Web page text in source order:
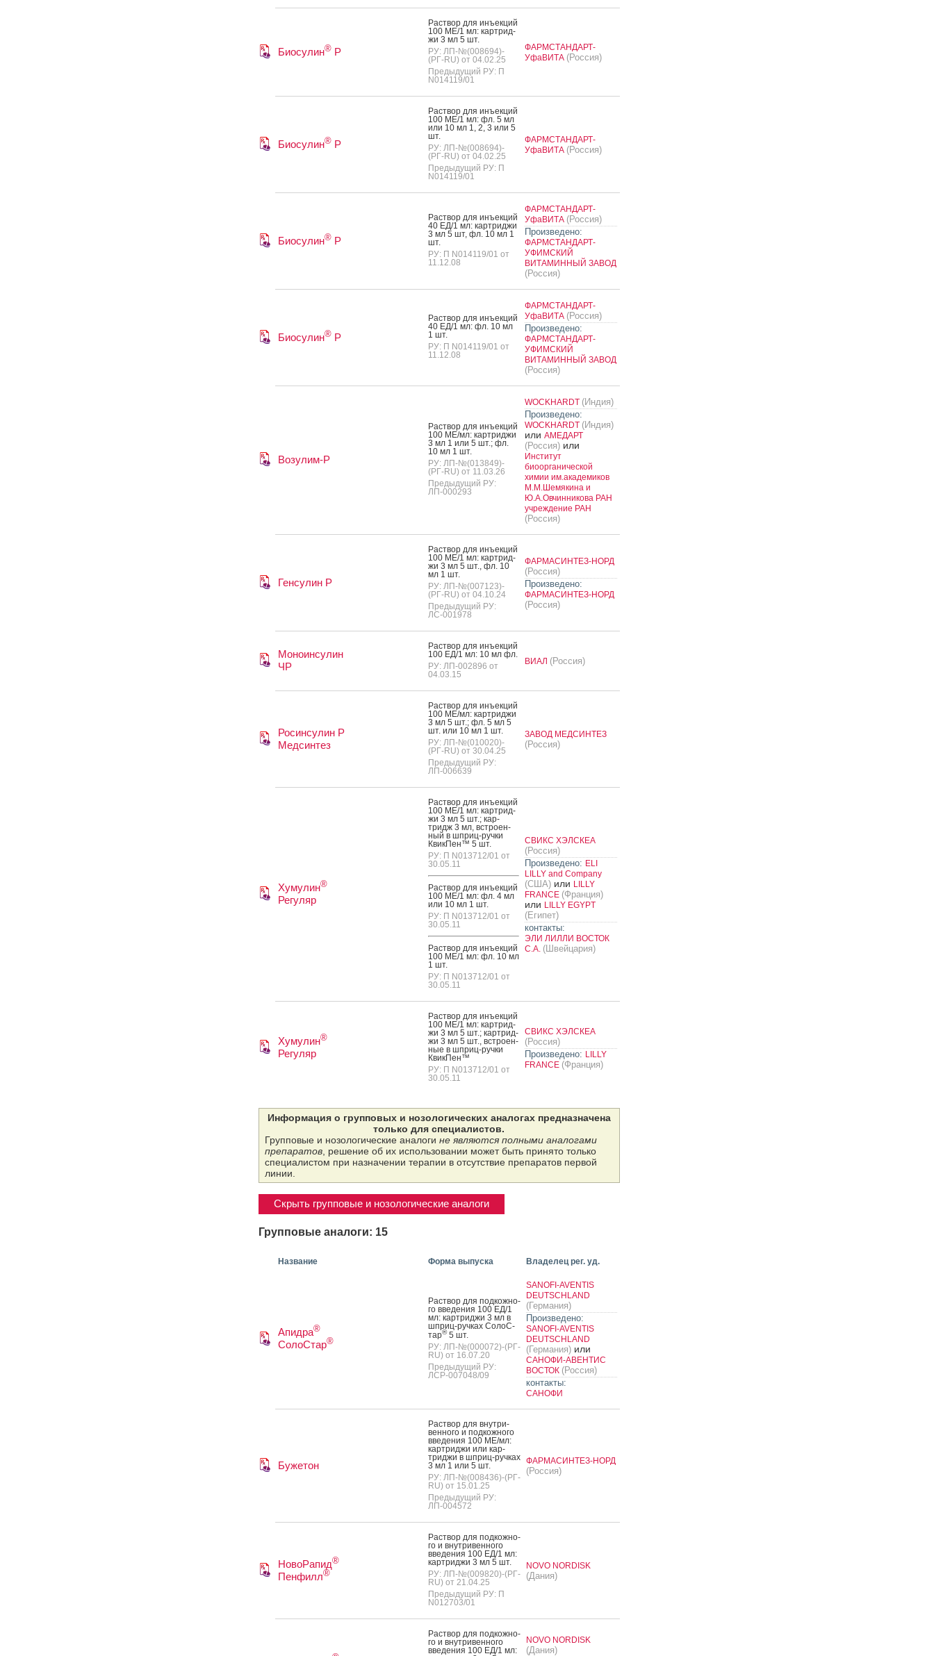
Биосулин®Р
Рас­твор для инъ­ек­ций
100 МЕ/1 мл: кар­трид­
жи 3 мл 5 шт.
РУ: ЛП-№(008694)-
(РГ-RU) от 04.02.25
Предыдущий РУ: П
N014119/01
ФАРМСТАНДАРТ-
УфаВИТА (Россия)
Биосулин®Р
Рас­твор для инъ­ек­ций
100 МЕ/1 мл: фл. 5 мл
или 10 мл 1, 2, 3 или 5
шт.
РУ: ЛП-№(008694)-
(РГ-RU) от 04.02.25
Предыдущий РУ: П
N014119/01
ФАРМСТАНДАРТ-
УфаВИТА (Россия)
Биосулин®Р
Рас­твор для инъ­ек­ций
40 ЕД/1 мл: кар­трид­жи
3 мл 5 шт, фл. 10 мл 1
шт.
РУ: П N014119/01 от
11.12.08
ФАРМСТАНДАРТ-
УфаВИТА (Россия)
Произведено:
ФАРМСТАНДАРТ-
УФИМСКИЙ
ВИТАМИННЫЙ ЗАВОД
(Россия)
Биосулин®Р
Рас­твор для инъ­ек­ций
40 ЕД/1 мл: фл. 10 мл
1 шт.
РУ: П N014119/01 от
11.12.08
ФАРМСТАНДАРТ-
УфаВИТА (Россия)
Произведено:
ФАРМСТАНДАРТ-
УФИМСКИЙ
ВИТАМИННЫЙ ЗАВОД
(Россия)
Возулим-Р
Рас­твор для инъ­ек­ций
100 МЕ/мл: кар­трид­жи
3 мл 1 или 5 шт.; фл.
10 мл 1 шт.
РУ: ЛП-№(013849)-
(РГ-RU) от 11.03.26
Предыдущий РУ:
ЛП-000293
WOCKHARDT (Индия)
Произведено:
WOCKHARDT (Индия)
или АМЕДАРТ
(Россия)или
Институт
биоорганической
химии им.академиков
М.М.Шемякина и
Ю.А.Овчинникова РАН
учреждение РАН
(Россия)
Генсулин Р
Рас­твор для инъ­ек­ций
100 МЕ/1 мл: кар­трид­
жи 3 мл 5 шт., фл. 10
мл 1 шт.
РУ: ЛП-№(007123)-
(РГ-RU) от 04.10.24
Предыдущий РУ:
ЛС-001978
ФАРМАСИНТЕЗ-НОРД
(Россия)
Произведено:
ФАРМАСИНТЕЗ-НОРД
(Россия)
Моноинсулин
ЧР
Рас­твор для инъ­ек­ций
100 ЕД/1 мл: 10 мл фл.
РУ: ЛП-002896 от
04.03.15
ВИАЛ (Россия)
Росинсулин Р
Медсинтез
Рас­твор для инъ­ек­ций
100 МЕ/мл: кар­трид­жи
3 мл 5 шт.; фл. 5 мл 5
шт. или 10 мл 1 шт.
РУ: ЛП-№(010020)-
(РГ-RU) от 30.04.25
Предыдущий РУ:
ЛП-006639
ЗАВОД МЕДСИНТЕЗ
(Россия)
Хумулин®
Регуляр
Рас­твор для инъ­ек­ций
100 МЕ/1 мл: кар­трид­
жи 3 мл 5 шт.; кар­
тридж 3 мл, встро­ен­
ный в шприц-руч­ки
Квик­Пен™ 5 шт.
РУ: П N013712/01 от
30.05.11
Рас­твор для инъ­ек­ций
100 МЕ/1 мл: фл. 4 мл
или 10 мл 1 шт.
РУ: П N013712/01 от
30.05.11
Рас­твор для инъ­ек­ций
100 МЕ/1 мл: фл. 10 мл
1 шт.
РУ: П N013712/01 от
30.05.11
СВИКС ХЭЛСКЕА
(Россия)
Произведено: ELI
LILLY and Company
(США)или LILLY
FRANCE (Франция)
или LILLY EGYPT
(Египет)
контакты:
ЭЛИ ЛИЛЛИ ВОСТОК
С.А. (Швейцария)
Хумулин®
Регуляр
Рас­твор для инъ­ек­ций
100 МЕ/1 мл: кар­трид­
жи 3 мл 5 шт.; кар­трид­
жи 3 мл 5 шт., встро­ен­
ные в шприц-руч­ки
Квик­Пен™
РУ: П N013712/01 от
30.05.11
СВИКС ХЭЛСКЕА
(Россия)
Произведено: LILLY
FRANCE (Франция)
Информация о групповых и нозологических аналогах предназначена
только для специалистов.
Групповые и нозологические аналоги не являются полными аналогами
препаратов, решение об их использовании может быть принято только
специалистом при назначении терапии в отсутствие препаратов первой
линии.
Скрыть групповые и нозологические аналоги
Групповые аналоги: 15
Название Форма выпуска Владелец рег. уд.
Апидра®
СолоСтар®
Рас­твор для под­кожно­
го вве­дения 100 ЕД/1
мл: кар­трид­жи 3 мл в
шприц-руч­ках Со­лоС­
тар®5 шт.
РУ: ЛП-№(000072)-(РГ-
RU) от 16.07.20
Предыдущий РУ:
ЛСР-007048/09
SANOFI-AVENTIS
DEUTSCHLAND
(Германия)
Произведено:
SANOFI-AVENTIS
DEUTSCHLAND
(Германия)или
САНОФИ-АВЕНТИС
ВОСТОК (Россия)
контакты:
САНОФИ
Бужетон
Рас­твор для внут­ри­
вен­но­го и под­кожно­го
вве­дения 100 МЕ/мл:
кар­трид­жи или кар­
трид­жи в шприц-руч­ках
3 мл 1 или 5 шт.
РУ: ЛП-№(008436)-(РГ-
RU) от 15.01.25
Предыдущий РУ:
ЛП-004572
ФАРМАСИНТЕЗ-НОРД
(Россия)
НовоРапид®
Пенфилл®
Рас­твор для под­кожно­
го и внут­ри­вен­но­го
вве­дения 100 ЕД/1 мл:
кар­трид­жи 3 мл 5 шт.
РУ: ЛП-№(009820)-(РГ-
RU) от 21.04.25
Предыдущий РУ: П
N012703/01
NOVO NORDISK
(Дания)
Рас­твор для под­кожно­
го и внут­ри­вен­но­го
вве­дения 100 ЕД/1 мл:
NOVO NORDISK
(Дания)